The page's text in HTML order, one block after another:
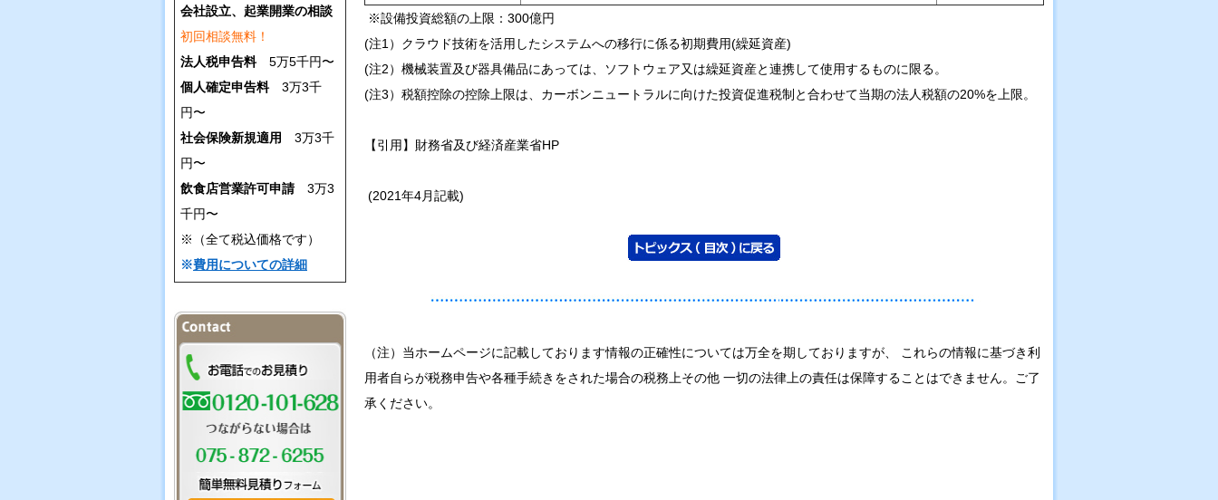
会社設立、起業開業の相談
初回相談無料！
法人税申告料5万5千円〜
個人確定申告料3万3千
円〜
社会保険新規適用 3万3千
円〜
飲食店営業許可申請3万3
千円〜
※（全て税込価格です）
※費用についての詳細
※設備投資総額の上限：300億円
(注1）クラウド技術を活用したシステムへの移行に係る初期費用(繰延資産)
(注2）機械装置及び器具備品にあっては、ソフトウェア又は繰延資産と連携して使用するものに限る。
(注3）税額控除の控除上限は、カーボンニュートラルに向けた投資促進税制と合わせて当期の法人税額の20%を上限。
【引用】財務省及び経済産業省HP
(2021年4月記載)
（注）当ホームページに記載しております情報の正確性については万全を期しておりますが、 これらの情報に基づき利
用者自らが税務申告や各種手続きをされた場合の税務上その他 一切の法律上の責任は保障することはできません。ご了
承ください。